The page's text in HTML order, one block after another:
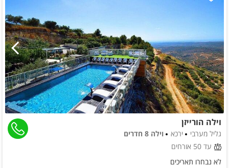
וילה הורייזן
גליל מערבי ירכא
וילה 8 חדרים
עד 50 אורחים
לא נבחרו תאריכים